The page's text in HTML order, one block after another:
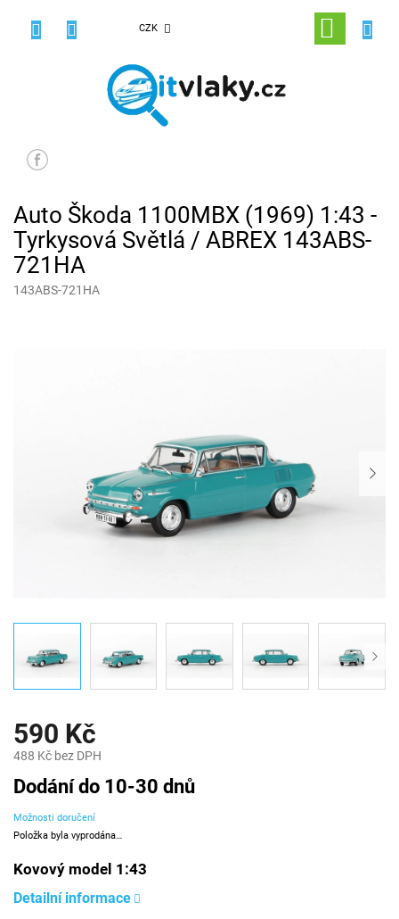
CZK
NÁKUPNÍ
KOŠÍK
Auto Škoda 1100MBX (1969) 1:43 -
Tyrkysová Světlá / ABREX 143ABS-
721HA
143ABS-721HA
590 Kč
488 Kč bez DPH
Měrná
cena:
Dodání do 10-30 dnů
Možnosti doručení
Položka byla vyprodána…
Kovový model 1:43
Detailní informace